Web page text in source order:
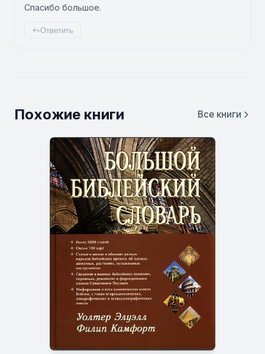
Спасибо большое.
Ответить
Похожие книги Все книги